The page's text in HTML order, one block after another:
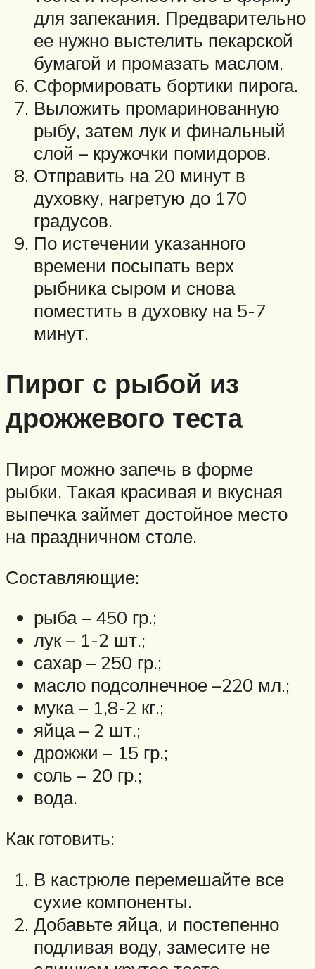
для запекания. Предварительно
ее нужно выстелить пекарской
бумагой и промазать маслом.
Сформировать бортики пирога.
Выложить промаринованную
рыбу, затем лук и финальный
слой – кружочки помидоров.
Отправить на 20 минут в
духовку, нагретую до 170
градусов.
По истечении указанного
времени посыпать верх
рыбника сыром и снова
поместить в духовку на 5-7
минут.
Пирог с рыбой из
дрожжевого теста
Пирог можно запечь в форме
рыбки. Такая красивая и вкусная
выпечка займет достойное место
на праздничном столе.
Составляющие:
рыба – 450 гр.;
лук – 1-2 шт.;
сахар – 250 гр.;
масло подсолнечное –220 мл.;
мука – 1,8-2 кг.;
яйца – 2 шт.;
дрожжи – 15 гр.;
соль – 20 гр.;
вода.
Как готовить:
В кастрюле перемешайте все
сухие компоненты.
Добавьте яйца, и постепенно
подливая воду, замесите не